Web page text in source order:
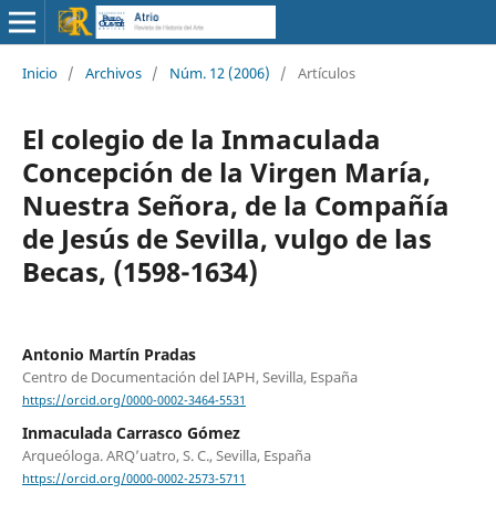
Inicio / Archivos / Núm. 12 (2006) / Artículos
El colegio de la Inmaculada
Concepción de la Virgen María,
Nuestra Señora, de la Compañía
de Jesús de Sevilla, vulgo de las
Becas, (1598-1634)
Antonio Martín Pradas
Centro de Documentación del IAPH, Sevilla, España
https://orcid.org/0000-0002-3464-5531
Inmaculada Carrasco Gómez
Arqueóloga. ARQ’uatro, S. C., Sevilla, España
https://orcid.org/0000-0002-2573-5711